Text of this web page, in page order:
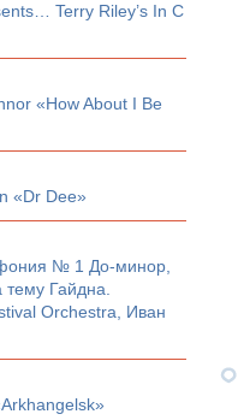
Terry Riley’s In C
«How About I Be
«Dr Dee»
№ 1 До-минор,
Гайдна.
Orchestra, Иван